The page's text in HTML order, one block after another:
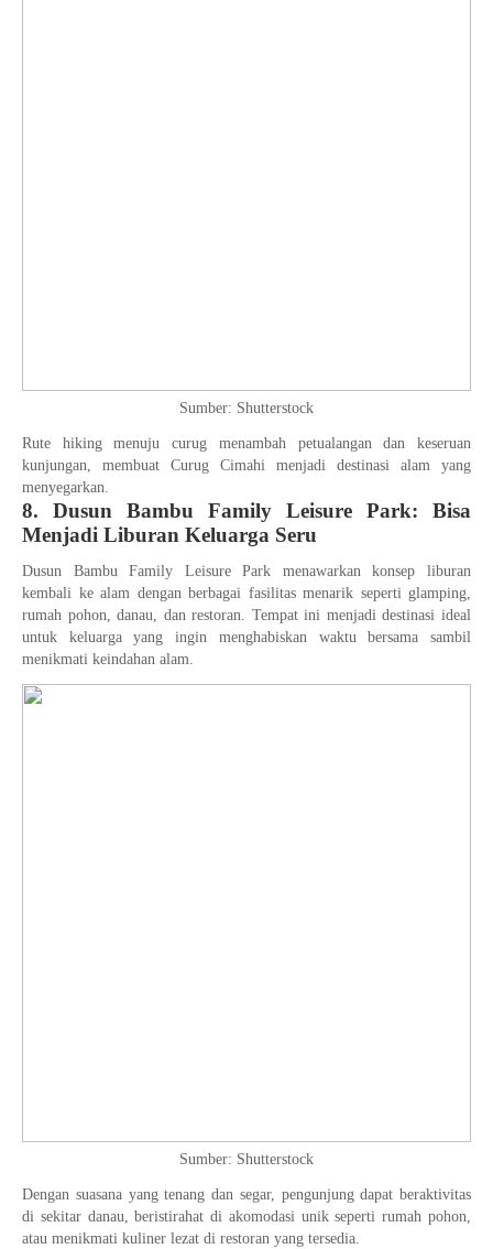
Sumber: Shutterstock
Rute hiking menuju curug menambah petualangan dan keseruan
kunjungan, membuat Curug Cimahi menjadi destinasi alam yang
menyegarkan.
8. Dusun Bambu Family Leisure Park: Bisa
Menjadi Liburan Keluarga Seru
Dusun Bambu Family Leisure Park menawarkan konsep liburan
kembali ke alam dengan berbagai fasilitas menarik seperti glamping,
rumah pohon, danau, dan restoran. Tempat ini menjadi destinasi ideal
untuk keluarga yang ingin menghabiskan waktu bersama sambil
menikmati keindahan alam.
Sumber: Shutterstock
Dengan suasana yang tenang dan segar, pengunjung dapat beraktivitas
di sekitar danau, beristirahat di akomodasi unik seperti rumah pohon,
atau menikmati kuliner lezat di restoran yang tersedia.